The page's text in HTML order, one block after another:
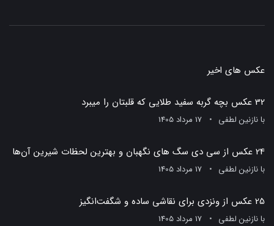
عکس های اخیر
32 عکس بچه گربه سفید طلایی که قلبتان را میبرد
بانازنین لطفی 17 مرداد 1405
24 عکس از سی دی سگ های نگهبان و بهترین لحظات شیرین آن‌ها
بانازنین لطفی 17 مرداد 1405
25 عکس از ونزدی برای نقاشی ساده و شگفت‌انگیز
بانازنین لطفی 17 مرداد 1405